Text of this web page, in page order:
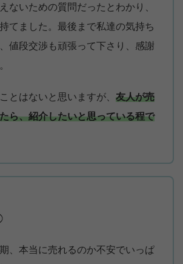
ないための質問だったとわかり、
てました。最後まで私達の気持ち
値段交渉も頑張って下さり、感謝
とはないと思いますが、 友人が売
ら、紹介したいと思っている程で
、本当に売れるのか不安でいっぱ